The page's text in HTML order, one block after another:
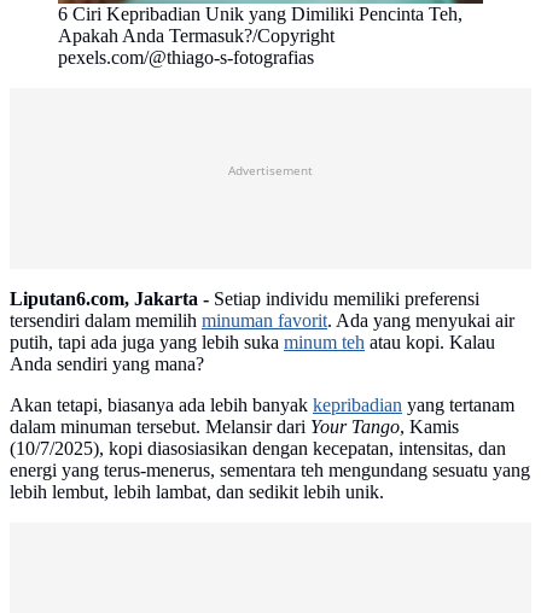
6 Ciri Kepribadian Unik yang Dimiliki Pencinta Teh,
Apakah Anda Termasuk?/Copyright
pexels.com/@thiago-s-fotografias
Advertisement
Liputan6.com, Jakarta - Setiap individu memiliki preferensi
tersendiri dalam memilih minuman favorit. Ada yang menyukai air
putih, tapi ada juga yang lebih suka minum teh atau kopi. Kalau
Anda sendiri yang mana?
Akan tetapi, biasanya ada lebih banyak kepribadian yang tertanam
dalam minuman tersebut. Melansir dari Your Tango, Kamis
(10/7/2025), kopi diasosiasikan dengan kecepatan, intensitas, dan
energi yang terus-menerus, sementara teh mengundang sesuatu yang
lebih lembut, lebih lambat, dan sedikit lebih unik.